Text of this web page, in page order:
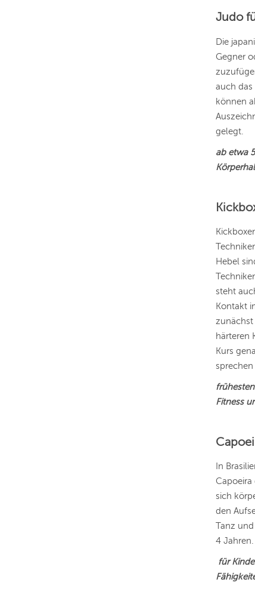
Judo
Die
Gegner
auch das
können
gelegt.
ab etwa
Hebel
steht
Kontakt
zunächst
härteren
Kurs
Fitness
In
Capoeira
sich
den
Tanz
4 Jahren.
für